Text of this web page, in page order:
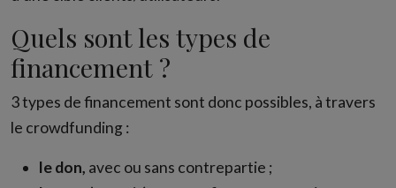
Quels sont les types de
financement ?
3 types de financement sont donc possibles, à travers
le crowdfunding :
le don, avec ou sans contrepartie ;